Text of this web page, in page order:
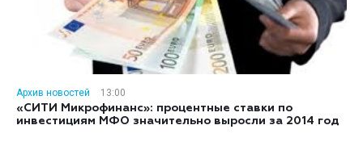
Архив новостей
13:00
«СИТИ Микрофинанс»: процентные ставки по
инвестициям МФО значительно выросли за 2014 год